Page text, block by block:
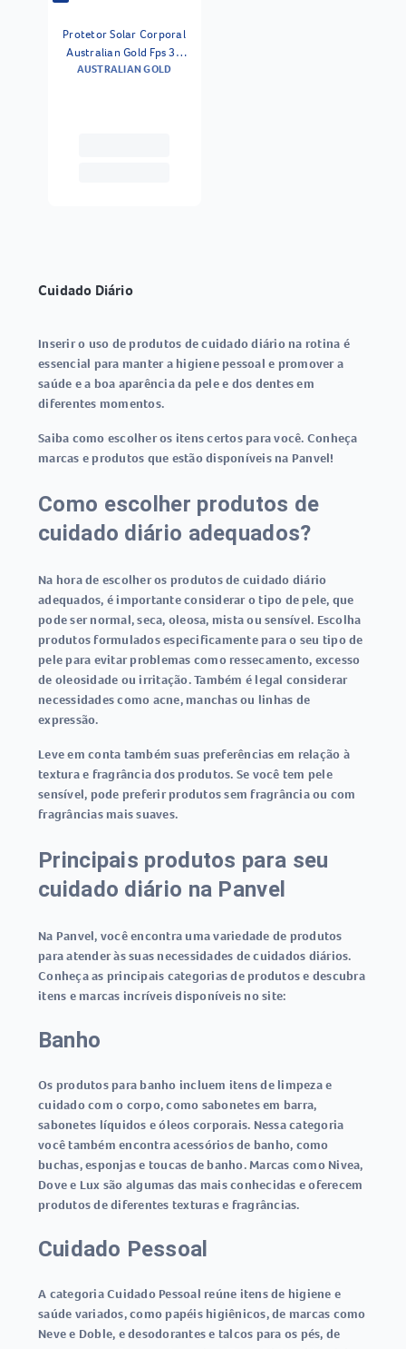
Protetor Solar Corporal
Australian Gold Fps 30
120g
AUSTRALIAN GOLD
Cuidado Diário
Inserir o uso de produtos de cuidado diário na rotina é
essencial para manter a higiene pessoal e promover a
saúde e a boa aparência da pele e dos dentes em
diferentes momentos.
Saiba como escolher os itens certos para você. Conheça
marcas e produtos que estão disponíveis na Panvel!
Como escolher produtos de
cuidado diário adequados?
Na hora de escolher os produtos de cuidado diário
adequados, é importante considerar o tipo de pele, que
pode ser normal, seca, oleosa, mista ou sensível. Escolha
produtos formulados especificamente para o seu tipo de
pele para evitar problemas como ressecamento, excesso
de oleosidade ou irritação. Também é legal considerar
necessidades como acne, manchas ou linhas de
expressão.
Leve em conta também suas preferências em relação à
textura e fragrância dos produtos. Se você tem pele
sensível, pode preferir produtos sem fragrância ou com
fragrâncias mais suaves.
Principais produtos para seu
cuidado diário na Panvel
Na Panvel, você encontra uma variedade de produtos
para atender às suas necessidades de cuidados diários.
Conheça as principais categorias de produtos e descubra
itens e marcas incríveis disponíveis no site:
Banho
Os produtos para banho incluem itens de limpeza e
cuidado com o corpo, como sabonetes em barra,
sabonetes líquidos e óleos corporais. Nessa categoria
você também encontra acessórios de banho, como
buchas, esponjas e toucas de banho. Marcas como Nivea,
Dove e Lux são algumas das mais conhecidas e oferecem
produtos de diferentes texturas e fragrâncias.
Cuidado Pessoal
A categoria Cuidado Pessoal reúne itens de higiene e
saúde variados, como papéis higiênicos, de marcas como
Neve e Doble, e desodorantes e talcos para os pés, de